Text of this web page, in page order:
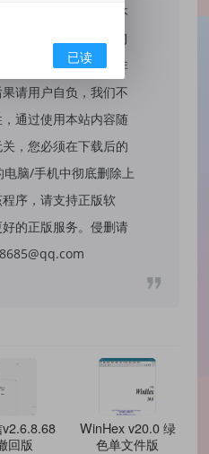
网络，版权争议与本
的文章仅限用于学习
内容用于商业或者非
请用户自负，我们不
通过使用本站内容随
，您必须在下载后的
脑/手机中彻底删除上
序，请支持正版软
的正版服务。侵删请
回版
WinHex v20.0 绿
色单文件版
已读